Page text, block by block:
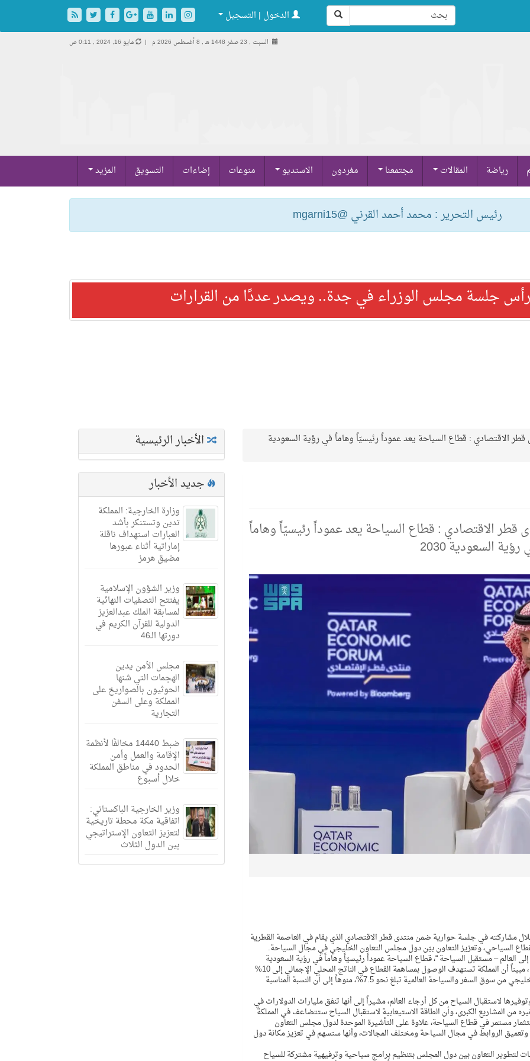
الدخول | التسجيل
السبت , 23 صفر 1448 هـ , 8 أغسطس 2026 م | مايو 16, 2024 , 0:11 ص
رياضة المقالات مجتمعنا مغردون الاستديو منوعات إضاءات التسويق المزيد
رئيس التحرير : محمد أحمد القرني @mgarni15
جلسة مجلس الوزراء في جدة.. ويصدر عددًا من القرارات
الأخبار الرئيسية
جديد الأخبار
وزارة الخارجية: المملكة
تدين وتستنكر بأشد
العبارات استهداف ناقلة
إماراتية أثناء عبورها
مضيق هرمز
وزير الشؤون الإسلامية
يفتتح التصفيات النهائية
لمسابقة الملك عبدالعزيز
الدولية للقرآن الكريم في
دورتها الـ46
مجلس الأمن يدين
الهجمات التي شنها
الحوثيون بالصواريخ على
المملكة وعلى السفن
التجارية
ضبط 14440 مخالفًا لأنظمة
الإقامة والعمل وأمن
الحدود في مناطق المملكة
خلال أسبوع
وزير الخارجية الباكستاني:
اتفاقية مكة محطة تاريخية
لتعزيز التعاون الإستراتيجي
بين الدول الثلاث
الاقتصادي : قطاع السياحة يعد عموداً رئيسيّاً وهاماً في رؤية السعودية
الاقتصادي : قطاع السياحة يعد عموداً رئيسيّاً وهاماً
السعودية 2030
مشاركته في جلسة حوارية ضمن منتدى قطر الاقتصادي الذي يقام في العاصمة القطرية
السياحي، وتعزيز التعاون بيّن دول مجلس التعاون الخليجي في مجال السياحة.
العالم – مستقبل السياحة “، قطاع السياحة عموداً رئيسيّاً وهاماً في رؤية السعودية
2030 الطموحة، ويسهم بشكل فاعل في نمو اقتصاد المملكة ، مبيناً أن المملكة تستهدف الوصول بمساهمة القطاع في الناتج المحلي الإجمالي إلى 10%
بحلول العام 2030م، حيث أن نسبة دول مجلس التعاوني الخليجي من سوق السفر والسياحة العالمية تبلغ نحو 7.5%، منوهاً إلى أن النسبة المناسبة
لاستقبال السياح من كل أرجاء العالم، مشيراً إلى أنها تنفق مليارات الدولارات في
المشاريع الكبرى، وأن الطاقة الاستيعابية لاستقبال السياح ستتضاعف في المملكة
مستمر في قطاع السياحة، علاوة على التأشيرة الموحدة لدول مجلس التعاون
الروابط في مجال السياحة ومختلف المجالات، وأنها ستسهم في تعزيز مكانة دول
لتطوير التعاون بين دول المجلس بتنظيم برامج سياحية وترفيهية مشتركة للسياح